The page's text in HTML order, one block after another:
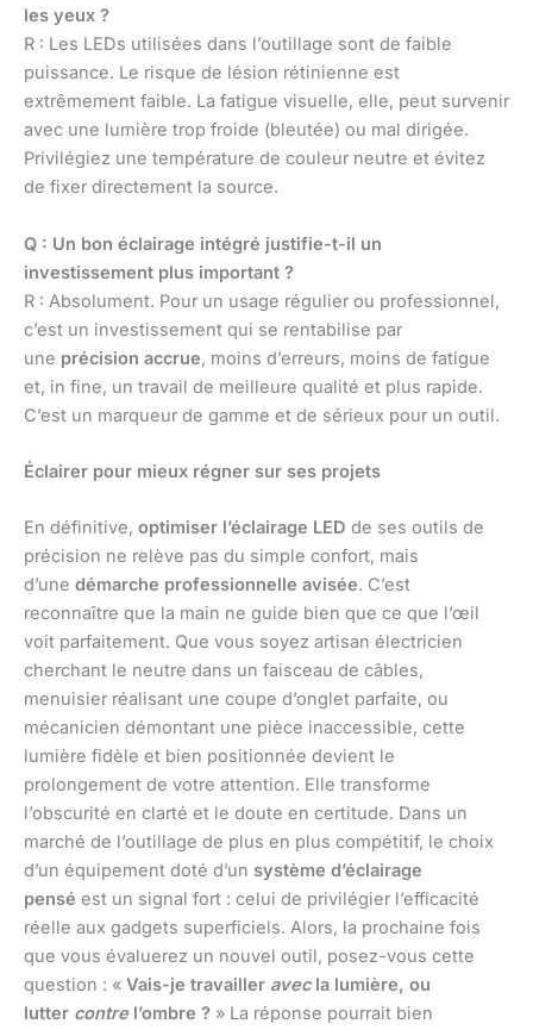
les yeux ?
R : Les LEDs utilisées dans l’outillage sont de faible
puissance. Le risque de lésion rétinienne est
extrêmement faible. La fatigue visuelle, elle, peut survenir
avec une lumière trop froide (bleutée) ou mal dirigée.
Privilégiez une température de couleur neutre et évitez
de fixer directement la source.
Q : Un bon éclairage intégré justifie-t-il un
investissement plus important ?
R : Absolument. Pour un usage régulier ou professionnel,
c’est un investissement qui se rentabilise par
une précision accrue, moins d’erreurs, moins de fatigue
et, in fine, un travail de meilleure qualité et plus rapide.
C’est un marqueur de gamme et de sérieux pour un outil.
Éclairer pour mieux régner sur ses projets
En définitive, optimiser l’éclairage LED de ses outils de
précision ne relève pas du simple confort, mais
d’une démarche professionnelle avisée. C’est
reconnaître que la main ne guide bien que ce que l’œil
voit parfaitement. Que vous soyez artisan électricien
cherchant le neutre dans un faisceau de câbles,
menuisier réalisant une coupe d’onglet parfaite, ou
mécanicien démontant une pièce inaccessible, cette
lumière fidèle et bien positionnée devient le
prolongement de votre attention. Elle transforme
l’obscurité en clarté et le doute en certitude. Dans un
marché de l’outillage de plus en plus compétitif, le choix
d’un équipement doté d’un système d’éclairage
pensé est un signal fort : celui de privilégier l’efficacité
réelle aux gadgets superficiels. Alors, la prochaine fois
que vous évaluerez un nouvel outil, posez-vous cette
question : « Vais-je travailler avecla lumière, ou
lutter contrel’ombre ? » La réponse pourrait bien